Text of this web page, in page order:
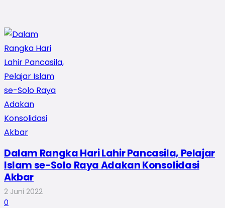
Dalam Rangka Hari Lahir Pancasila, Pelajar
Islam se-Solo Raya Adakan Konsolidasi
Akbar
2 Juni 2022
0